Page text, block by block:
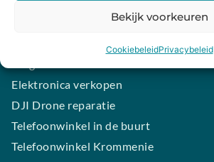
Bekijk voorkeuren
CookiebeleidPrivacybeleid
Samsung smartphone laten maken
Elektronica verkopen
DJI Drone reparatie
Telefoonwinkel in de buurt
Telefoonwinkel Krommenie